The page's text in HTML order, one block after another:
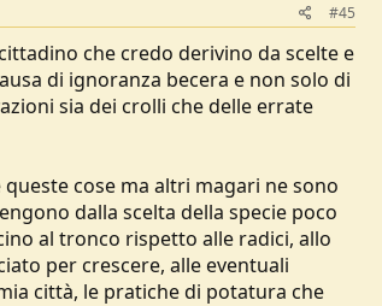
#45
che credo derivino da scelte e
di ignoranza becera e non solo di
sia dei crolli che delle errate
cose ma altri magari ne sono
dalla scelta della specie poco
al tronco rispetto alle radici, allo
per crescere, alle eventuali
città, le pratiche di potatura che